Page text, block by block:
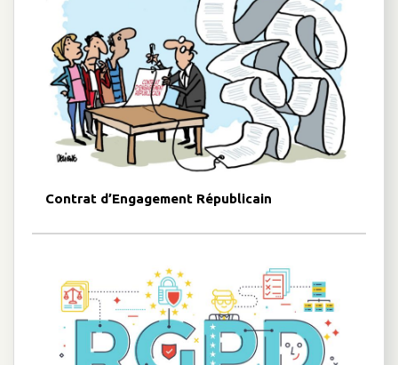
Contrat d’Engagement Républicain